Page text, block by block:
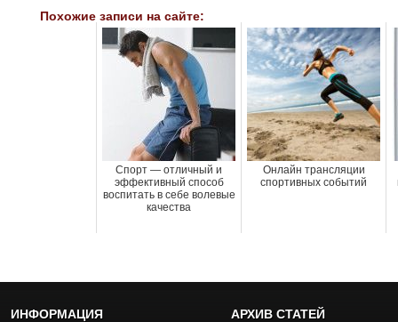
Похожие записи на сайте:
Спорт — отличный и
эффективный способ
воспитать в себе волевые
качества
Онлайн трансляции
спортивных событий
ИНФОРМАЦИЯ АРХИВ СТАТЕЙ